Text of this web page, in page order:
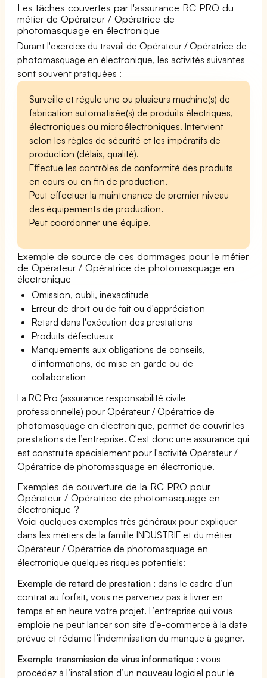
Les tâches couvertes par l'assurance RC PRO du
métier de Opérateur / Opératrice de
photomasquage en électronique
Durant l'exercice du travail de Opérateur / Opératrice de
photomasquage en électronique, les activités suivantes
sont souvent pratiquées :
Surveille et régule une ou plusieurs machine(s) de
fabrication automatisée(s) de produits électriques,
électroniques ou microélectroniques. Intervient
selon les règles de sécurité et les impératifs de
production (délais, qualité).
Effectue les contrôles de conformité des produits
en cours ou en fin de production.
Peut effectuer la maintenance de premier niveau
des équipements de production.
Peut coordonner une équipe.
Exemple de source de ces dommages pour le métier
de Opérateur / Opératrice de photomasquage en
électronique
Omission, oubli, inexactitude
Erreur de droit ou de fait ou d'appréciation
Retard dans l'exécution des prestations
Produits défectueux
Manquements aux obligations de conseils,
d'informations, de mise en garde ou de
collaboration
La RC Pro (assurance responsabilité civile
professionnelle) pour Opérateur / Opératrice de
photomasquage en électronique, permet de couvrir les
prestations de l’entreprise. C'est donc une assurance qui
est construite spécialement pour l'activité Opérateur /
Opératrice de photomasquage en électronique.
Exemples de couverture de la RC PRO pour
Opérateur / Opératrice de photomasquage en
électronique ?
Voici quelques exemples très généraux pour expliquer
dans les métiers de la famille INDUSTRIE et du métier
Opérateur / Opératrice de photomasquage en
électronique quelques risques potentiels:
Exemple de retard de prestation : dans le cadre d’un
contrat au forfait, vous ne parvenez pas à livrer en
temps et en heure votre projet. L’entreprise qui vous
emploie ne peut lancer son site d’e-commerce à la date
prévue et réclame l’indemnisation du manque à gagner.
Exemple transmission de virus informatique : vous
procédez à l’installation d’un nouveau logiciel pour le